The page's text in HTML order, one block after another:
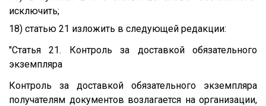
исключить;
18) статью 21 изложить в следующей редакции:
"Статья 21. Контроль за доставкой обязательного
экземпляра
Контроль за доставкой обязательного экземпляра
получателям документов возлагается на организации,